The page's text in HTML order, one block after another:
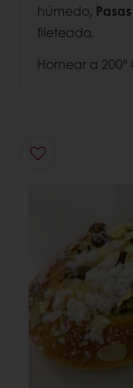
húmedo,
fileteada.
Hornear a